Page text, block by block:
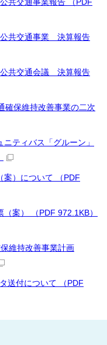
共交通事業 決算報告
共交通会議 決算報告
確保維持改善事業の二次
ティバス「グルーン」
案）について （PDF
案） （PDF 972.1KB）
維持改善事業計画
送付について （PDF